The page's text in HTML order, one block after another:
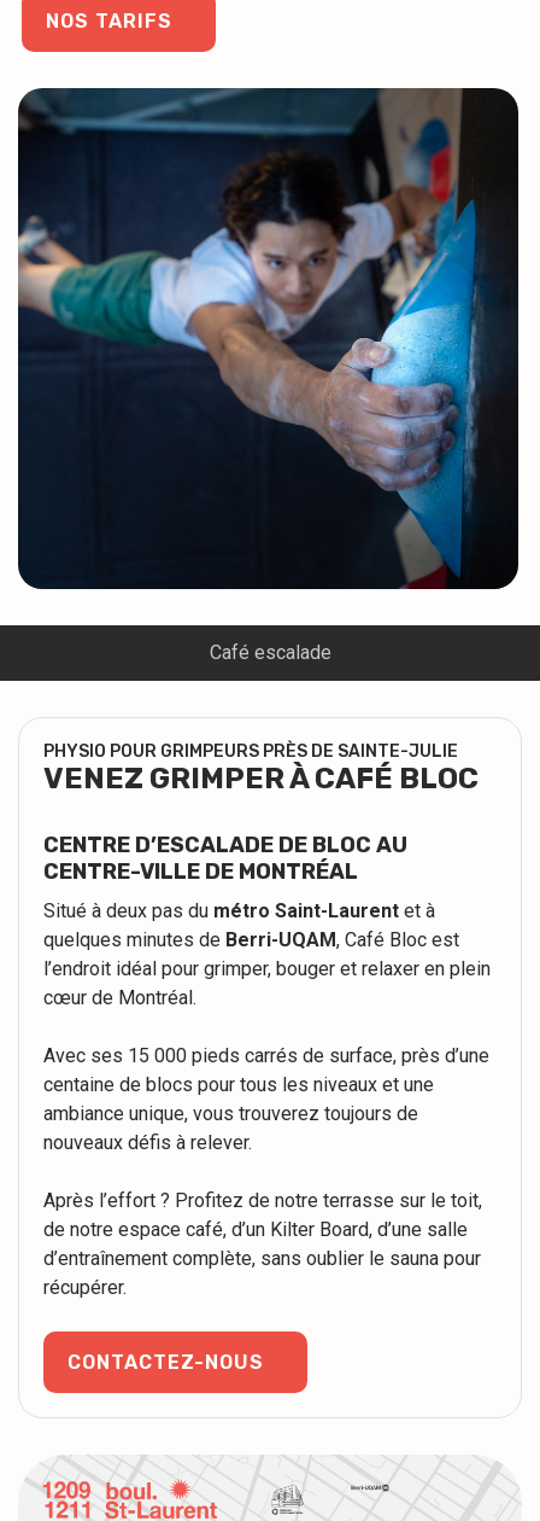
NOS TARIFS
Café escalade
PHYSIO POUR GRIMPEURS PRÈS DE SAINTE-JULIE
VENEZ GRIMPER À CAFÉ BLOC
CENTRE D’ESCALADE DE BLOC AU
CENTRE-VILLE DE MONTRÉAL
Situé à deux pas du métro Saint-Laurent et à
quelques minutes de Berri-UQAM, Café Bloc est
l’endroit idéal pour grimper, bouger et relaxer en plein
cœur de Montréal.
Avec ses 15 000 pieds carrés de surface, près d’une
centaine de blocs pour tous les niveaux et une
ambiance unique, vous trouverez toujours de
nouveaux défis à relever.
Après l’effort ? Profitez de notre terrasse sur le toit,
de notre espace café, d’un Kilter Board, d’une salle
d’entraînement complète, sans oublier le sauna pour
récupérer.
CONTACTEZ-NOUS